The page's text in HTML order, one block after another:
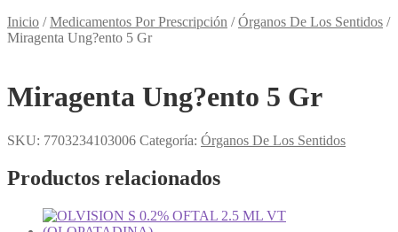
Inicio /Medicamentos Por Prescripción /Órganos De Los Sentidos /
Miragenta Ung?ento 5 Gr
Miragenta Ung?ento 5 Gr
SKU: 7703234103006 Categoría: Órganos De Los Sentidos
Productos relacionados